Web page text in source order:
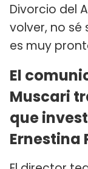
Divorcio del
volver, no
es muy
El
Muscari
que
Ernestina